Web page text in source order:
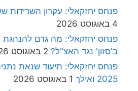
פנחס יחזקאלי: עקרון השרידות
4 באוגוסט 2026
פנחס יחזקאלי: מה גרם להנהגת
ב'סזון' נגד האצ"ל? 2 באוגוסט 2026
פנחס יחזקאלי: תיעוד שנאת
2025 ואילך
1 באוגוסט 2026